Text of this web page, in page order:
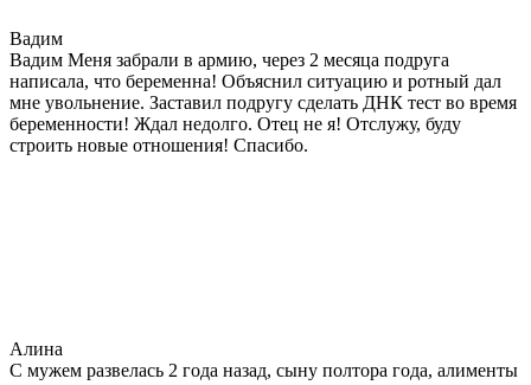
Вадим
Вадим Меня забрали в армию, через 2 месяца подруга
написала, что беременна! Объяснил ситуацию и ротный дал
мне увольнение. Заставил подругу сделать ДНК тест во время
беременности! Ждал недолго. Отец не я! Отслужу, буду
строить новые отношения! Спасибо.
Алина
С мужем развелась 2 года назад, сыну полтора года, алименты